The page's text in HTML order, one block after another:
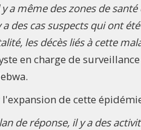
a même des zones de santé
des cas suspects qui ont
les décès liés à cette
en charge de
de cette
de réponse, il y a des